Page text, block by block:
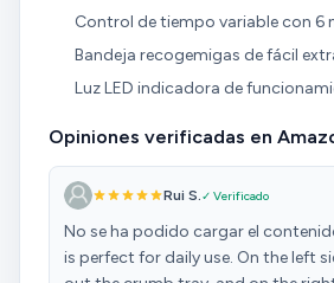
Control de tiempo variable con 6
Bandeja recogemigas de fácil
Luz LED indicadora de
Opiniones verificadas en
Rui S.✓ Verificado
No se ha podido cargar el
is perfect for daily use. On the left